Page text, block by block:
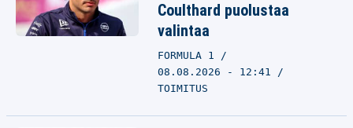
Coulthard puolustaa
valintaa
FORMULA 1
08.08.2026 - 12:41
TOIMITUS